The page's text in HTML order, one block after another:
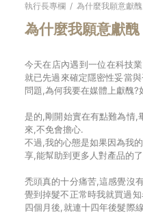
執行長專欄 / 為什麼我願意獻醜
為什麼我願意獻醜
今天在店內遇到一位在科技
就已先過來確定隱密性妥當
問題,為何我要在媒體上獻醜?
是的,剛開始實在有點難為情,
來,不免會擔心.
不過,我的心態是如果因為我
享,能幫助到更多人對產品的
禿頭真的十分痛苦,這感覺沒
覺到掉髮不正常時我就買過
四個月後,就連十四年後髮際